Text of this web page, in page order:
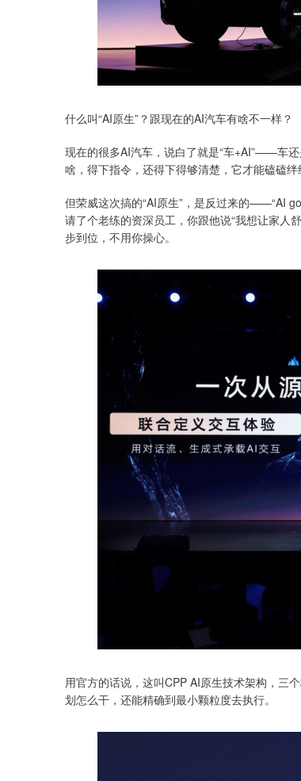
什么叫“AI原生”？跟现在的AI汽车有啥不一样？
现在的很多AI汽车，说白了就是“车+AI”——车
啥，得下指令，还得下得够清楚，它才能磕磕
但荣威这次搞的“AI原生”，是反过来的——“AI
请了个老练的资深员工，你跟他说“我想让家
步到位，不用你操心。
用官方的话说，这叫CPP AI原生技术架构，三
划怎么干，还能精确到最小颗粒度去执行。